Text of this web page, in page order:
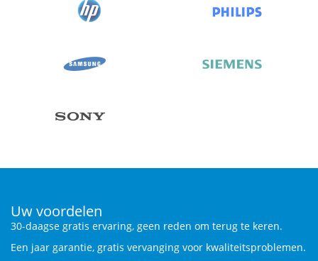
Uw voordelen
30-daagse gratis ervaring, geen reden om terug te keren.
Een jaar garantie, gratis vervanging voor kwaliteitsproblemen.